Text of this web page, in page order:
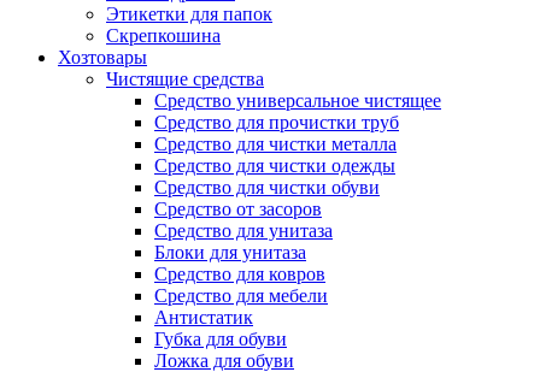
Этикетки для папок
Скрепкошина
Хозтовары
Чистящие средства
Средство универсальное чистящее
Средство для прочистки труб
Средство для чистки металла
Средство для чистки одежды
Средство для чистки обуви
Средство от засоров
Средство для унитаза
Блоки для унитаза
Средство для ковров
Средство для мебели
Антистатик
Губка для обуви
Ложка для обуви